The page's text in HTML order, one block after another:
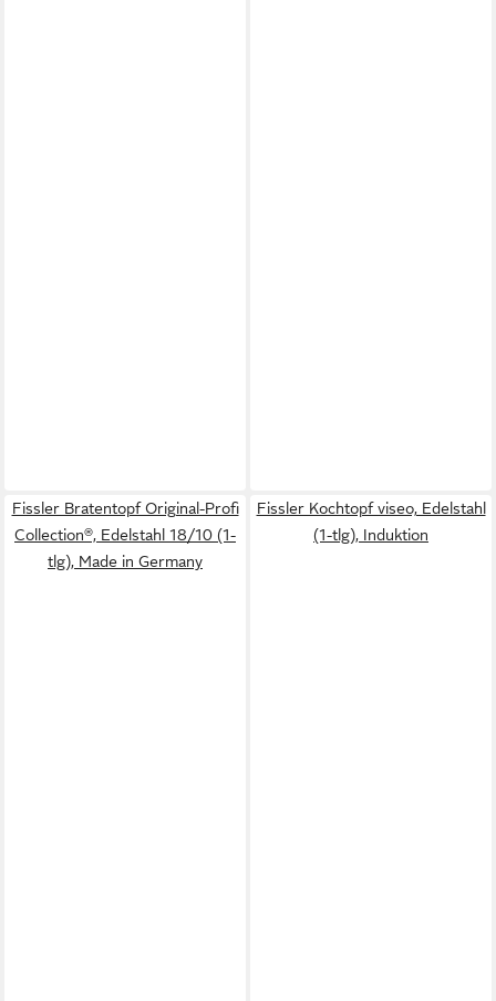
Fissler Bratentopf Original-Profi
Collection®, Edelstahl 18/10 (1-
tlg), Made in Germany
Fissler Kochtopf viseo, Edelstahl
(1-tlg), Induktion